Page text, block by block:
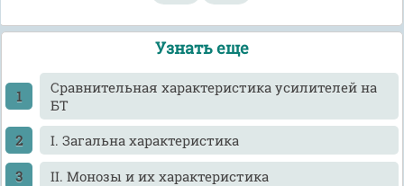
Узнать еще
Cравнительная характеристика усилителей на
БТ
I. Загальна характеристика
II. Монозы и их характеристика